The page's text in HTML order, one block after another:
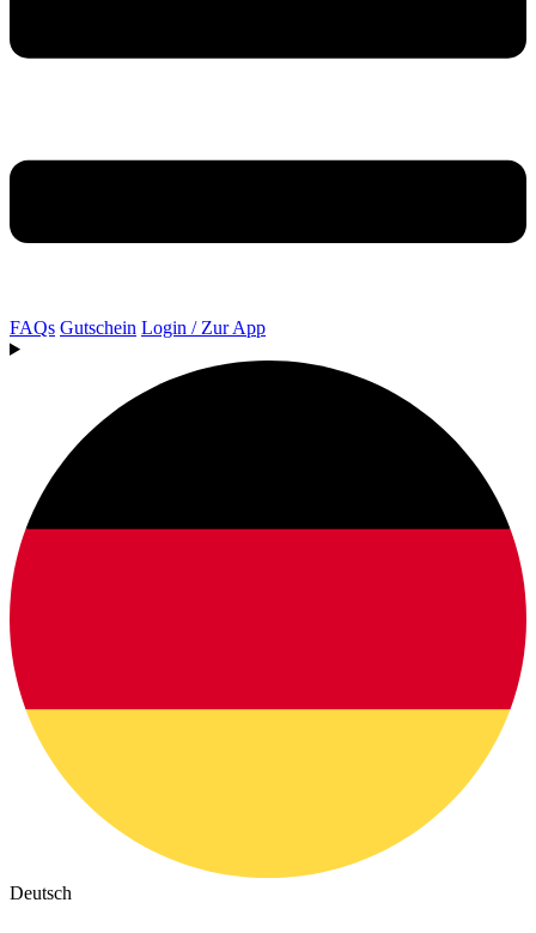
FAQs Gutschein Login / Zur App
Deutsch